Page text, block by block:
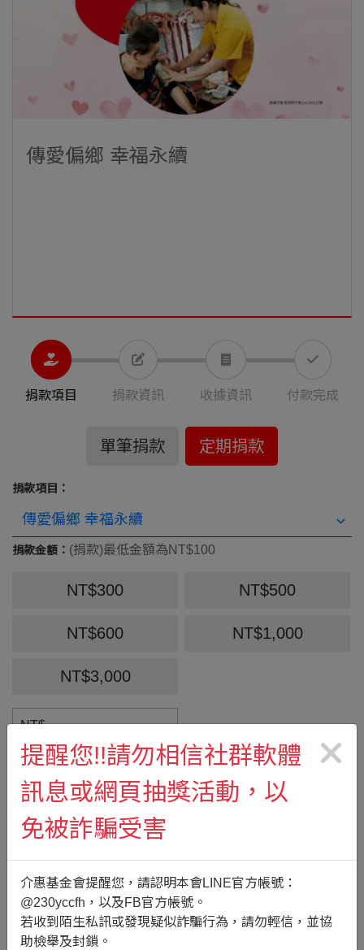
傳愛偏鄉 幸福永續
捐款項目 捐款資訊 收據資訊 付款完成
單筆捐款 定期捐款
捐款項目：
捐款金額： (捐款)最低金額為NT$100
NT$300 NT$500
NT$600 NT$1,000
NT$3,000
NT$
捐款間隔：
1個月
捐款期間：
從2026年9月捐款至：
結束
信用卡到期日
提醒您!!請勿相信社群軟體
訊息或網頁抽獎活動，以
免被詐騙受害
介惠基金會提醒您，請認明本會LINE官方帳號：
@230yccfh，以及FB官方帳號。
若收到陌生私訊或發現疑似詐騙行為，請勿輕信，並協
助檢舉及封鎖。